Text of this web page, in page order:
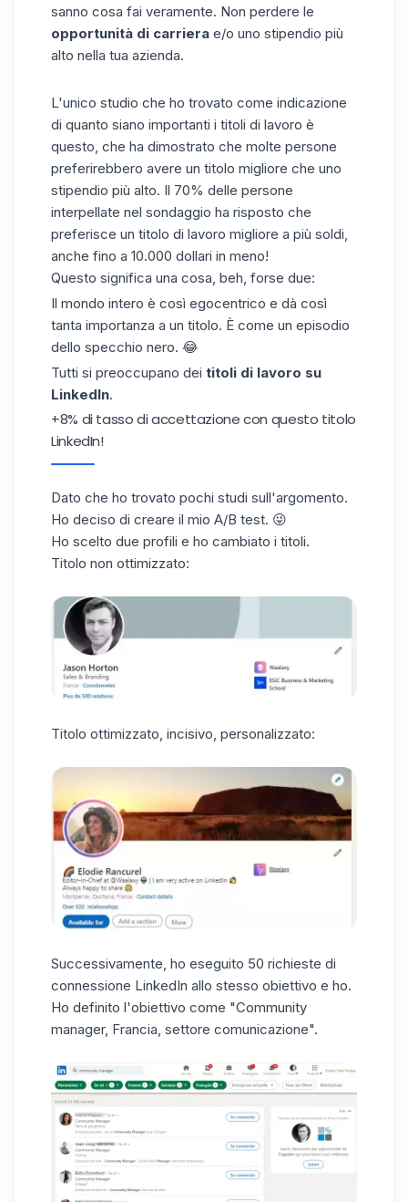
sanno cosa fai veramente. Non perdere le
opportunità di carriera e/o uno stipendio più
alto nella tua azienda.
L'unico studio che ho trovato come indicazione
di quanto siano importanti i titoli di lavoro è
questo, che ha dimostrato che molte persone
preferirebbero avere un titolo migliore che uno
stipendio più alto. Il 70% delle persone
interpellate nel sondaggio ha risposto che
preferisce un titolo di lavoro migliore a più soldi,
anche fino a 10.000 dollari in meno!
Questo significa una cosa, beh, forse due:
Il mondo intero è così egocentrico e dà così
tanta importanza a un titolo. È come un episodio
dello specchio nero. 😂
Tutti si preoccupano dei titoli di lavoro su
LinkedIn.
+8% di tasso di accettazione con questo titolo
LinkedIn!
Dato che ho trovato pochi studi sull'argomento.
Ho deciso di creare il mio A/B test. 😜
Ho scelto due profili e ho cambiato i titoli.
Titolo non ottimizzato:
Titolo ottimizzato, incisivo, personalizzato:
Successivamente, ho eseguito 50 richieste di
connessione LinkedIn allo stesso obiettivo e ho.
Ho definito l'obiettivo come "Community
manager, Francia, settore comunicazione".